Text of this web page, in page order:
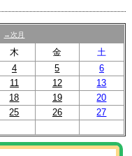
→次月
木 金
土
4 5
6
11 12
13
18 19
20
25 26
27